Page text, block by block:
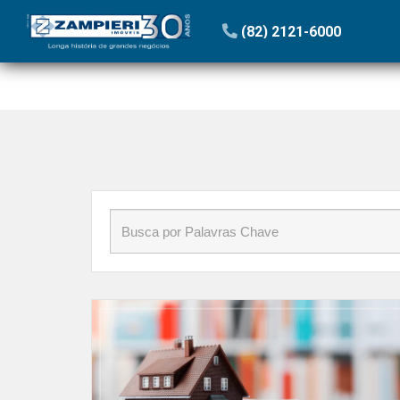
(82) 2121-6000
Início»Blog»subsídio